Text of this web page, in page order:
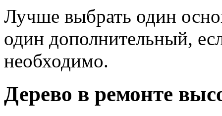
Лучше выбрать один
один дополнительный,
необходимо.
Дерево в ремонте